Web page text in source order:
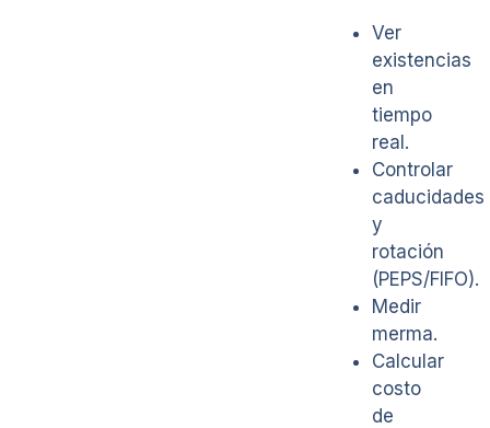
Ver
existencias
en
tiempo
real.
Controlar
caducidades
y
rotación
(PEPS/FIFO).
Medir
merma.
Calcular
costo
de